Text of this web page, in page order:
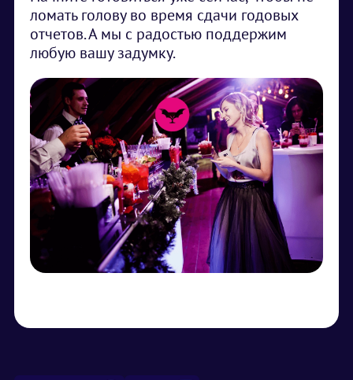
ломать голову во время сдачи годовых
отчетов. А мы с радостью поддержим
любую вашу задумку.